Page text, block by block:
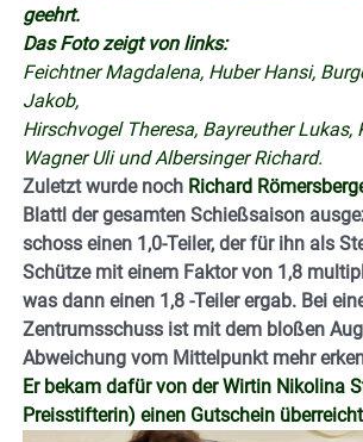
geehrt.
Das Foto zeigt von links:
Feichtner Magdalena, Huber Hansi,
Jakob,
Hirschvogel Theresa, Bayreuther Lukas,
Wagner Uli und Albersinger Richard.
Zuletzt wurde noch Richard
Blattl der gesamten Schießsaison
schoss einen 1,0-Teiler, der für ihn als
Schütze mit einem Faktor von 1,8
was dann einen 1,8 -Teiler ergab. Bei
Zentrumsschuss ist mit dem bloßen
Abweichung vom Mittelpunkt mehr
Er bekam dafür von der Wirtin Nikolina
Preisstifterin) einen Gutschein